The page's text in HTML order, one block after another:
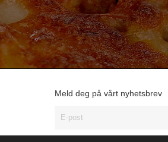
Meld deg på vårt nyhetsbrev